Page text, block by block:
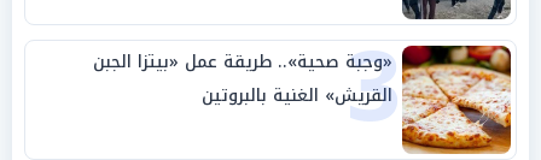
3
«وجبة صحية».. طريقة عمل «بيتزا الجبن
القريش» الغنية بالبروتين